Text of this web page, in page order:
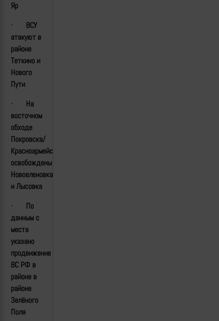
Яр
· ВСУ
атакуют в
районе
Теткино и
Нового
Пути
· На
восточном
обходе
Покровска/
Красноармейска
освобождены
Новоеленовка
и Лысовка
· По
данным с
места
указано
продвижение
ВС РФ в
районе в
районе
Зелёного
Поля